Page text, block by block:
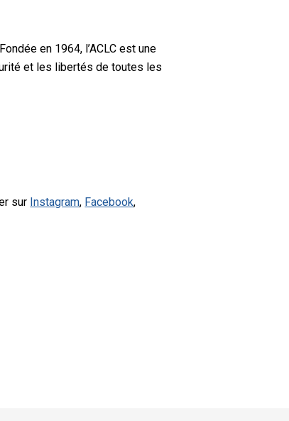
en 1964, l’ACLC est une
et les libertés de toutes les
sur Instagram, Facebook,